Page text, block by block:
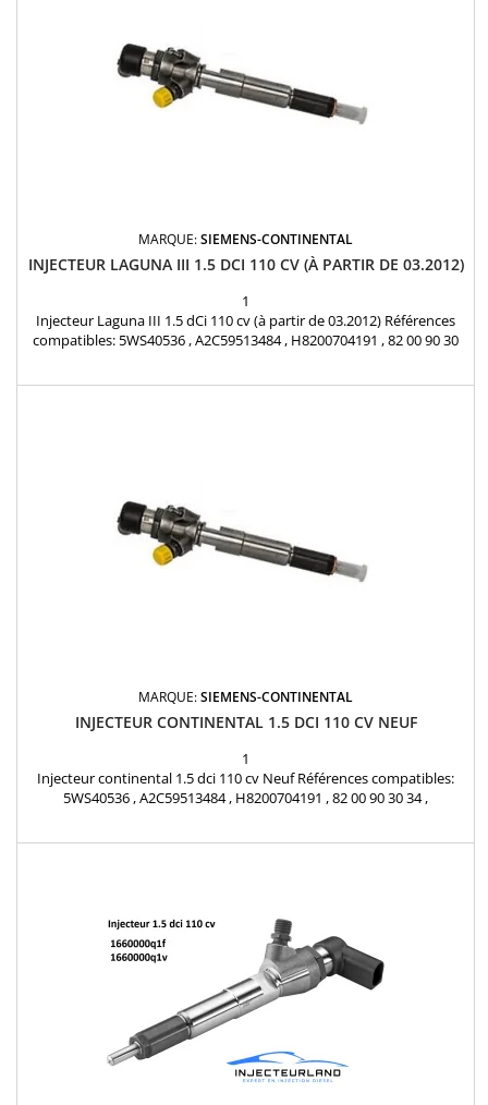
MARQUE:SIEMENS-CONTINENTAL
INJECTEUR LAGUNA III 1.5 DCI 110 CV (À PARTIR DE 03.2012)
1
Injecteur Laguna III 1.5 dCi 110 cv (à partir de 03.2012) Références
compatibles: 5WS40536 , A2C59513484 , H8200704191 , 82 00 90 30
MARQUE:SIEMENS-CONTINENTAL
INJECTEUR CONTINENTAL 1.5 DCI 110 CV NEUF
1
Injecteur continental 1.5 dci 110 cv Neuf Références compatibles:
5WS40536 , A2C59513484 , H8200704191 , 82 00 90 30 34 ,